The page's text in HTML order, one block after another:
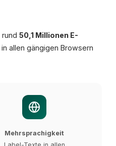
50,1 Millionen E-
allen gängigen Browsern
Mehrsprachigkeit
XICTRON